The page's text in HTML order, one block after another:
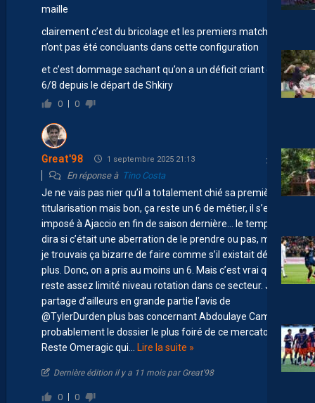
maille
clairement c’est du bricolage et les premiers matchs
n’ont pas été concluants dans cette configuration
et c’est dommage sachant qu’on a un déficit criant en
6/8 depuis le départ de Shkiry
0 0
Great'98 1 septembre 2025 21:13
En réponse à Tino Costa
Je ne vais pas nier qu’il a totalement chié sa première
titularisation mais bon, ça reste un 6 de métier, il s’est
imposé à Ajaccio en fin de saison dernière… le temps
dira si c’était une aberration de le prendre ou pas, mais
je trouvais ça bizarre de faire comme s’il existait déjà
plus. Donc, on a pris au moins un 6. Mais c’est vrai qu’on
reste assez limité niveau rotation dans ce secteur. Je
partage d’ailleurs en grande partie l’avis de
@TylerDurden plus bas concernant Abdoulaye Camara,
probablement le dossier le plus foiré de ce mercato.
Reste Omeragic qui
Lire la suite »
Dernière édition il y a 11 mois par Great'98
0 0